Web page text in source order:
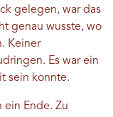
gelegen, war das
genau wusste, wo
Keiner
Es war ein
sein konnte.
Ende. Zu